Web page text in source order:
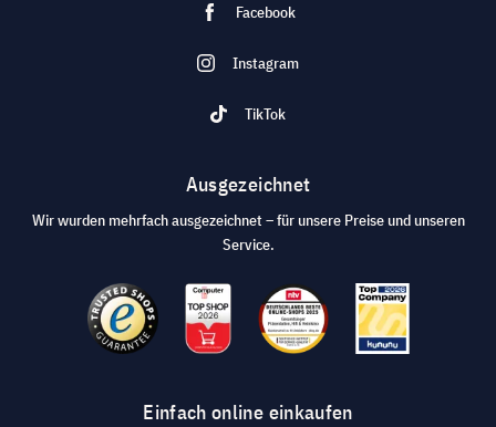
Facebook
Instagram
TikTok
Ausgezeichnet
Wir wurden mehrfach ausgezeichnet – für unsere Preise und unseren
Service.
Einfach online einkaufen